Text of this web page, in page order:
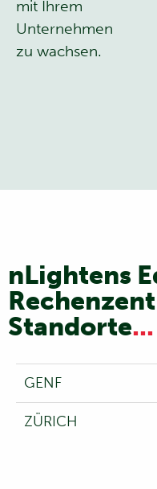
mit Ihrem
Unternehmen
zu wachsen.
nLightens
Standorte...
GENF
ZÜRICH